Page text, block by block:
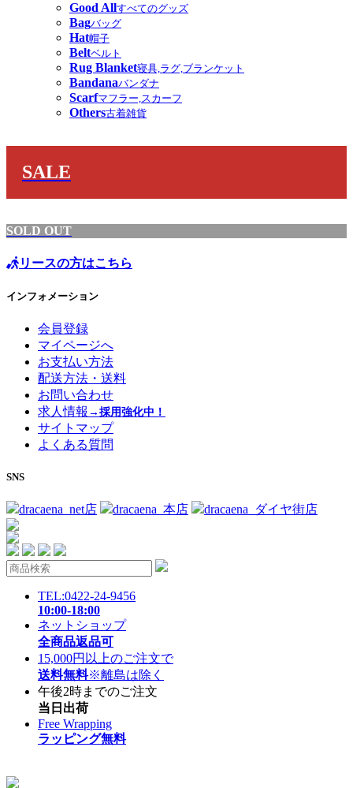
Good Allすべてのグッズ
Bagバッグ
Hat帽子
Beltベルト
Rug Blanket寝具,ラグ,ブランケット
Bandanaバンダナ
Scarfマフラー,スカーフ
Others古着雑貨
SALE
SOLD OUT
リースの方はこちら
インフォメーション
会員登録
マイページへ
お支払い方法
配送方法・送料
お問い合わせ
求人情報 →採用強化中！
サイトマップ
よくある質問
SNS
dracaena_net店 dracaena_本店 dracaena_ダイヤ街店
TEL:0422-24-9456
10:00-18:00
ネットショップ
全商品返品可
15,000円以上のご注文で
送料無料※離島は除く
午後2時までのご注文
当日出荷
Free Wrapping
ラッピング無料